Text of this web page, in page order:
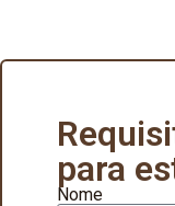
para
Nome